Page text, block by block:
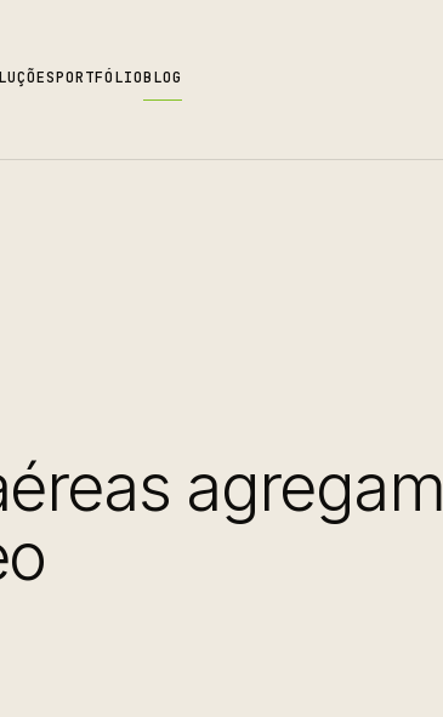
PORTFÓLIOBLOG
agregam